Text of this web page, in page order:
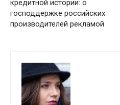
кредитной истории: о
господдержке российских
производителей рекламой